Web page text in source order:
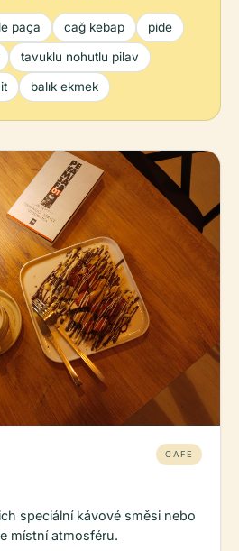
paça cağ kebap pide
tavuklu nohutlu pilav
balık ekmek
CAFE
speciální kávové směsi nebo
místní atmosféru.